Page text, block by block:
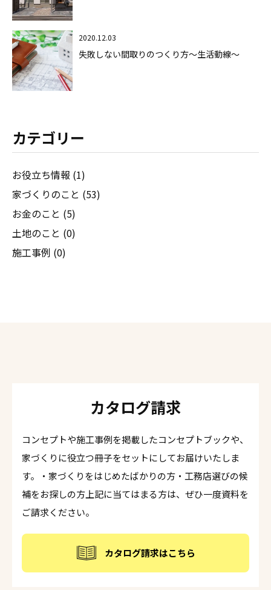
2020.12.03
失敗しない間取りのつくり方～生活動線～
カテゴリー
お役立ち情報 (1)
家づくりのこと (53)
お金のこと (5)
土地のこと (0)
施工事例 (0)
カタログ請求
コンセプトや施工事例を掲載したコンセプトブックや、
家づくりに役立つ冊子をセットにしてお届けいたしま
す。・家づくりをはじめたばかりの方・工務店選びの候
補をお探しの方上記に当てはまる方は、ぜひ一度資料を
ご請求ください。
カタログ請求はこちら